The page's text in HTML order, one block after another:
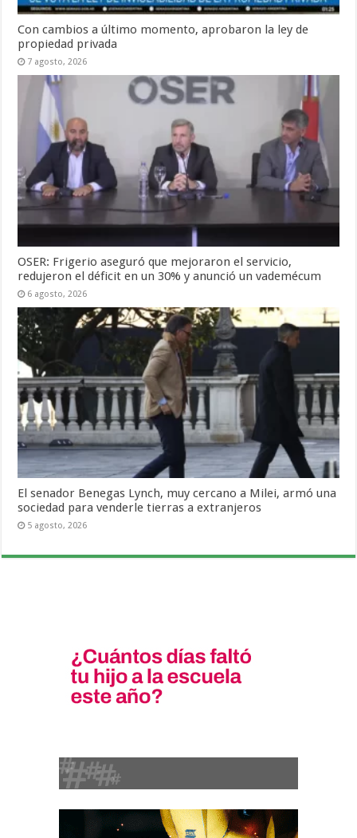
Con cambios a último momento, aprobaron la ley de
propiedad privada
7 agosto, 2026
OSER: Frigerio aseguró que mejoraron el servicio,
redujeron el déficit en un 30% y anunció un vademécum
6 agosto, 2026
El senador Benegas Lynch, muy cercano a Milei, armó una
sociedad para venderle tierras a extranjeros
5 agosto, 2026